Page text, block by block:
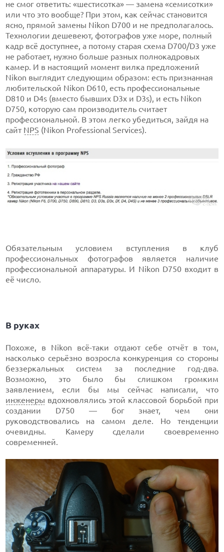
не смог ответить: «шестисотка» — замена «семисотки»
или что это вообще? При этом, как сейчас становится
ясно, прямой замены Nikon D700 и не предполагалось.
Технологии дешевеют, фотографов уже море, полный
кадр всё доступнее, а потому старая схема D700/D3 уже
не работает, нужно больше разных полнокадровых
камер. И в настоящий момент вилка предложений
Nikon выглядит следующим образом: есть признанная
любительской Nikon D610, есть профессиональные
D810 и D4s (вместо бывших D3x и D3s), и есть Nikon
D750, которую сам производитель считает
профессиональной. В этом легко убедиться, зайдя на
сайт NPS (Nikon Professional Services).
Обязательным условием вступления в клуб
профессиональных фотографов является наличие
профессиональной аппаратуры. И Nikon D750 входит в
её число.
В руках
Похоже, в Nikon всё-таки отдают себе отчёт в том,
насколько серьёзно возросла конкуренция со стороны
беззеркальных систем за последние год-два.
Возможно, это было бы слишком громким
заявлением, если бы мы сейчас написали, что
инженеры вдохновлялись этой классовой борьбой при
создании D750 — бог знает, чем они
руководствовались на самом деле. Но тенденции
очевидны. Камеру сделали своевременно
современней.